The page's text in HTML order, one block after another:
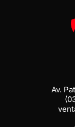
Av.